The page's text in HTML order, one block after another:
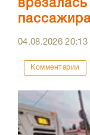
04.08.202620:13
Комментарии